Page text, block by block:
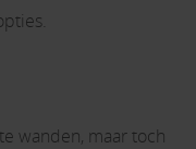
wanden, maar toch